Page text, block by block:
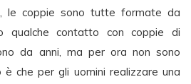
le coppie sono tutte formate da
qualche contatto con coppie di
da anni, ma per ora non sono
che per gli uomini realizzare una